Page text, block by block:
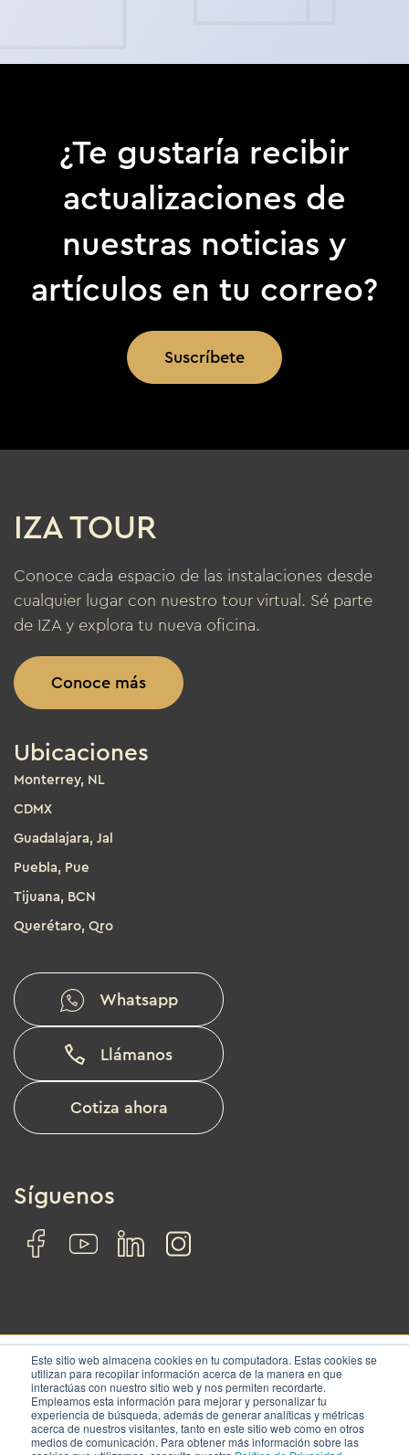
Este sitio web almacena cookies en tu computadora. Estas cookies se
utilizan para recopilar información acerca de la manera en que
interactúas con nuestro sitio web y nos permiten recordarte.
Empleamos esta información para mejorar y personalizar tu
experiencia de búsqueda, además de generar analíticas y métricas
acerca de nuestros visitantes, tanto en este sitio web como en otros
medios de comunicación. Para obtener más información sobre las
¿Te gustaría recibir
actualizaciones de
nuestras noticias y
artículos en tu correo?
Suscríbete
IZA TOUR
Conoce cada espacio de las instalaciones desde
cualquier lugar con nuestro tour virtual. Sé parte
de IZA y explora tu nueva oficina.
Conoce más
Ubicaciones
Monterrey, NL
CDMX
Guadalajara, Jal
Puebla, Pue
Tijuana, BCN
Querétaro, Qro
Whatsapp
Llámanos
Cotiza ahora
Síguenos
© IZA. All rights reserved.
NosotrosSolucionesUbicacionesContacto